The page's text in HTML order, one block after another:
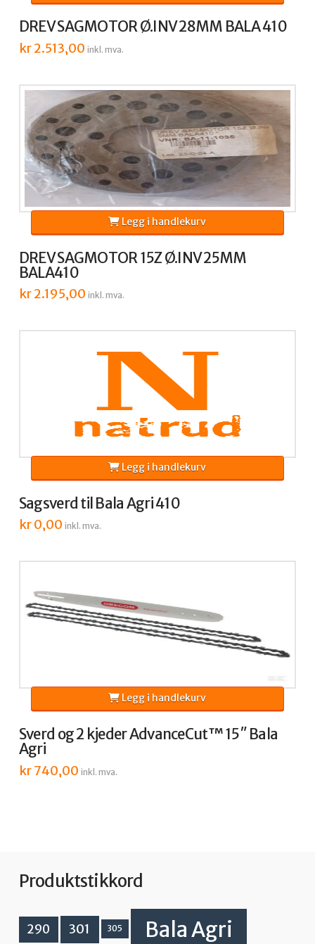
DREV SAGMOTOR Ø.INV 28MM BALA 410
kr2.513,00 inkl. mva.
DREV SAGMOTOR 15Z Ø.INV 25MM
BALA410
kr2.195,00 inkl. mva.
Legg i handlekurv
Sagsverd til Bala Agri 410
kr0,00 inkl. mva.
Legg i handlekurv
Sverd og 2 kjeder AdvanceCut™ 15″ Bala
Agri
kr740,00 inkl. mva.
Legg i handlekurv
Produktstikkord
290 301 305 Bala Agri